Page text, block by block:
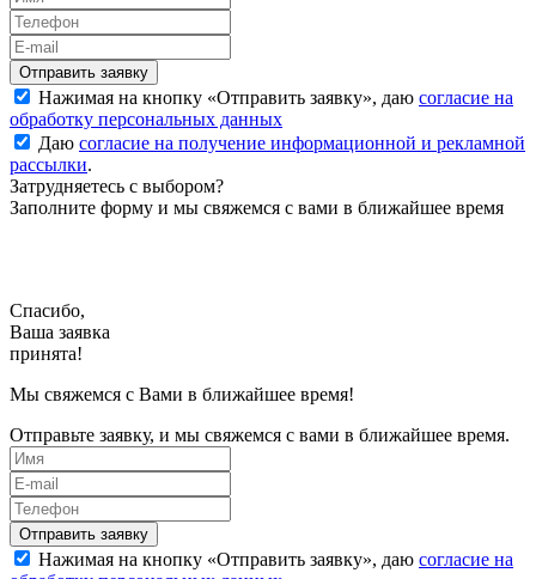
Нажимая на кнопку «Отправить заявку», даю согласие на
обработку персональных данных
Даю согласие на получение информационной и рекламной
рассылки.
Затрудняетесь с выбором?
Заполните форму и мы свяжемся с вами в ближайшее время
Спасибо,
Ваша заявка
принята!
Мы свяжемся с Вами в ближайшее время!
Отправьте заявку, и мы свяжемся с вами в ближайшее время.
Нажимая на кнопку «Отправить заявку», даю согласие на